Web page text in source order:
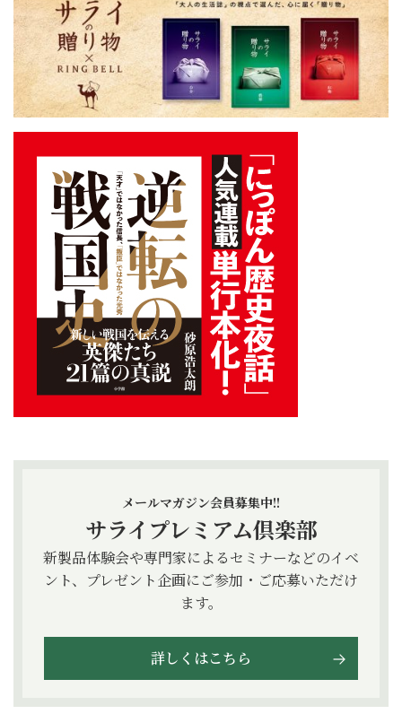
メールマガジン会員募集中!!
サライプレミアム倶楽部
新製品体験会や専門家によるセミナーなどのイベ
ント、プレゼント企画にご参加・ご応募いただけ
ます。
詳しくはこちら